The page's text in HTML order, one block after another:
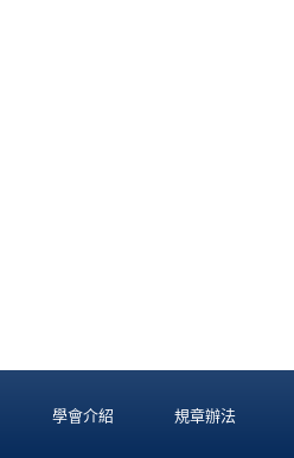
學會介紹 規章辦法